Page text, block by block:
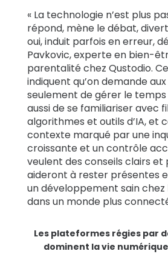
« La technologie n’est plus
répond, mène le débat,
oui, induit parfois en erreur,
Pavkovic, experte en bien-
parentalité chez Qustodio.
indiquent qu’on demande
seulement de gérer le temps
aussi de se familiariser avec
algorithmes et outils d’IA, et
contexte marqué par une
croissante et un contrôle
veulent des conseils clairs et
aideront à rester présentes
un développement sain
dans un monde plus
Les plateformes régies par
dominent la vie